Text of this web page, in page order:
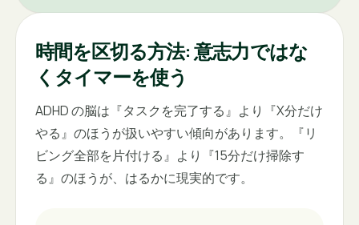
時間を区切る方法: 意志力ではな
くタイマーを使う
ADHD の脳は『タスクを完了する』より『X分だけ
やる』のほうが扱いやすい傾向があります。『リ
ビング全部を片付ける』より『15分だけ掃除す
る』のほうが、はるかに現実的です。